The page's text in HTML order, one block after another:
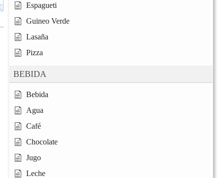
Espagueti
Guineo Verde
Lasaña
Pizza
BEBIDA
Bebida
Agua
Café
Chocolate
Jugo
Leche